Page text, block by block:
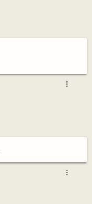
more_vert
more_vert